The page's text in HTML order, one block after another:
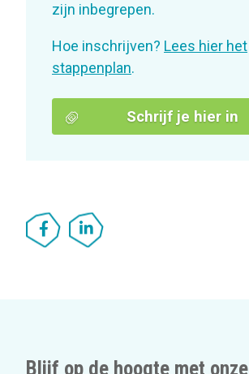
zijn inbegrepen.
Hoe inschrijven? Lees hier het
stappenplan.
Schrijf je hier in
Blijf op de hoogte met onze